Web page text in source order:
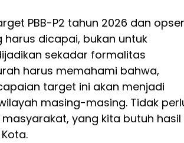
PBB-P2 tahun 2026 dan
harus dicapai, bukan untuk
sekadar formalitas
harus memahami bahwa,
target ini akan menjadi
masing-masing. Tidak
yang kita butuh hasil